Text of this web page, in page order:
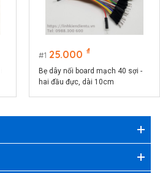
1 25.000 ₫
Bẹ dây nối board mạch 40 sợi -
hai đầu đực, dài 10cm